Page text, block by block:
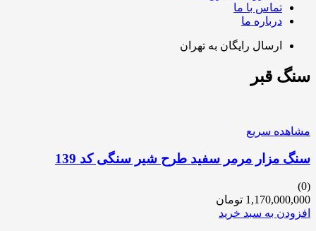
تماس با ما
درباره ما
ارسال رایگان به تهران
سنگ قبر
مشاهده سریع
سنگ مزار مرمر سفید طرح شیر سنگی کد 139
(0)
1,170,000,000 تومان
افزودن به سبد خرید